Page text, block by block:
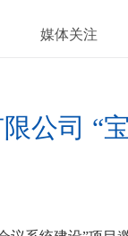
媒体关注
公司 “